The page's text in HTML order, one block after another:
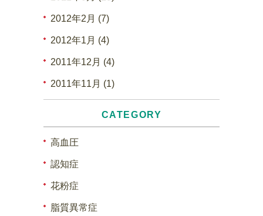
2012年2月 (7)
2012年1月 (4)
2011年12月 (4)
2011年11月 (1)
CATEGORY
高血圧
認知症
花粉症
脂質異常症